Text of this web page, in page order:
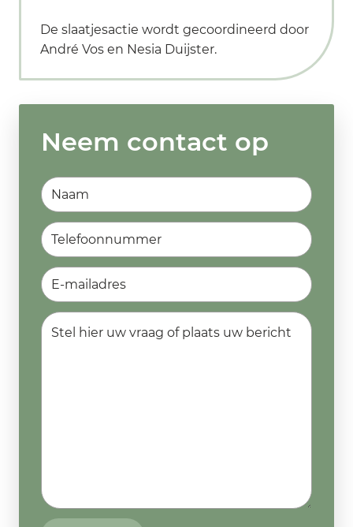
De slaatjesactie wordt gecoordineerd door
André Vos en Nesia Duijster.
Neem contact op